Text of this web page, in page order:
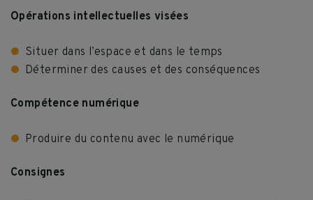
Opérations intellectuelles visées
Situer dans l’espace et dans le temps
Déterminer des causes et des conséquences
Compétence numérique
Produire du contenu avec le numérique
Consignes